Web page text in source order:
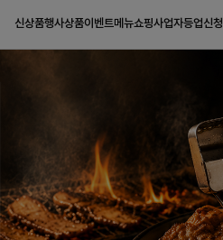
신상품행사상품이벤트메뉴쇼핑사업자등업신청